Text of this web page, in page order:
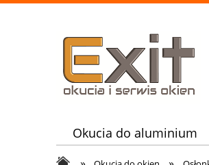
Okucia do aluminium